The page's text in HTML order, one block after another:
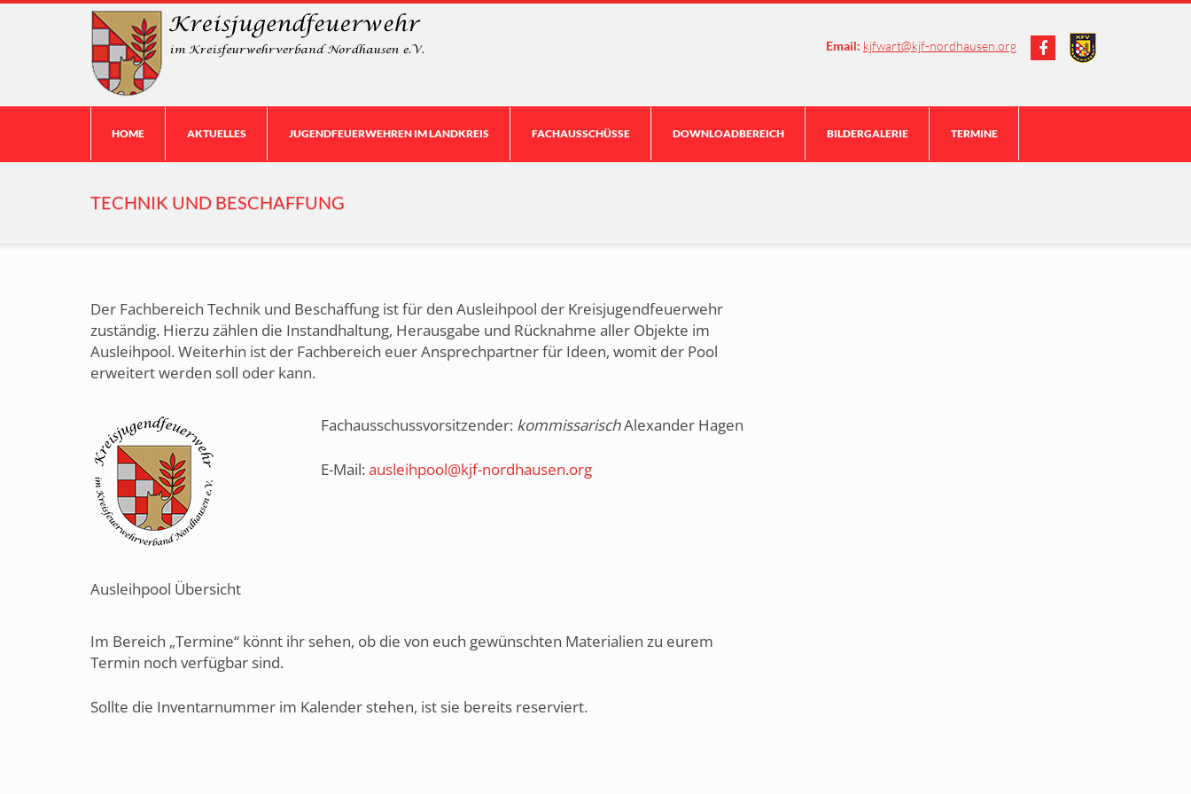
Email: kjfwart@kjf-nordhausen.org
HOME AKTUELLES JUGENDFEUERWEHREN IM LANDKREIS FACHAUSSCHÜSSE DOWNLOADBEREICH BILDERGALERIE TERMINE
TECHNIK UND BESCHAFFUNG
Der Fachbereich Technik und Beschaffung ist für den Ausleihpool der Kreisjugendfeuerwehr
zuständig. Hierzu zählen die Instandhaltung, Herausgabe und Rücknahme aller Objekte im
Ausleihpool. Weiterhin ist der Fachbereich euer Ansprechpartner für Ideen, womit der Pool
erweitert werden soll oder kann.
Fachausschussvorsitzender: kommissarischAlexander Hagen
E-Mail: ausleihpool@kjf-nordhausen.org
Ausleihpool Übersicht
Im Bereich „Termine“ könnt ihr sehen, ob die von euch gewünschten Materialien zu eurem
Termin noch verfügbar sind.
Sollte die Inventarnummer im Kalender stehen, ist sie bereits reserviert.